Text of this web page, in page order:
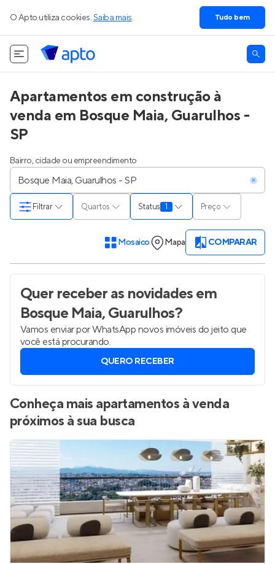
O Apto utiliza cookies. Saiba mais. Tudo bem
Apartamentos em construção à
venda em Bosque Maia, Guarulhos -
SP
Bairro, cidade ou empreendimento
Quartos Status 1 Preço
Filtrar
Mosaico Mapa COMPARAR
Quer receber as novidadesem
Bosque Maia, Guarulhos?
Vamos enviar por WhatsApp novos imóveis do jeito que
você está procurando.
QUERO RECEBER
Conheça mais apartamentos à venda
próximos à sua busca